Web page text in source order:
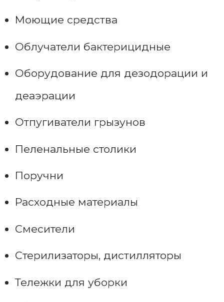
Моющие средства
Облучатели бактерицидные
Оборудование для дезодорации и
деаэрации
Отпугиватели грызунов
Пеленальные столики
Поручни
Расходные материалы
Смесители
Стерилизаторы, дистилляторы
Тележки для уборки